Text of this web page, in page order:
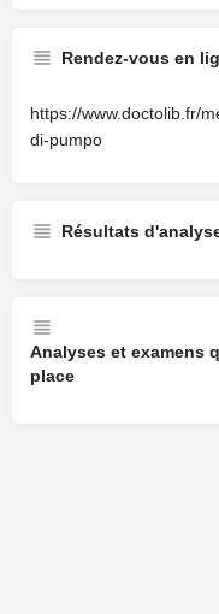
Rendez-vous en
https://www.doctolib.fr/
di-pumpo
Résultats
Analyses et examens
place